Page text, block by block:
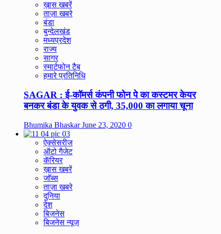
ख़ास खबरें
ताज़ा खबरे
बंडा
बुन्देलखंड
मध्यप्रदेश
राज्य
सागर
स्मार्टफोन टैब
हमारे प्रतिनिधि
SAGAR : ई-कॉमर्स कंपनी फोन पे का कस्टमर केयर
बनकर बंडा के युवक से ठगी, 35,000 का लगाया चूना
Bhumika BhaskarJune 23, 2020 0
ऐक्सेसरीज
ऑटो गैजेट
कॅरियर
ख़ास खबरें
जॉब्स
ताज़ा खबरे
दुनिया
देश
बिज़नेस
बिजनेस न्यूज़